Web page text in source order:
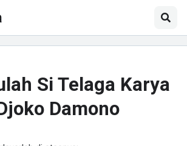
Si Telaga Karya
Damono